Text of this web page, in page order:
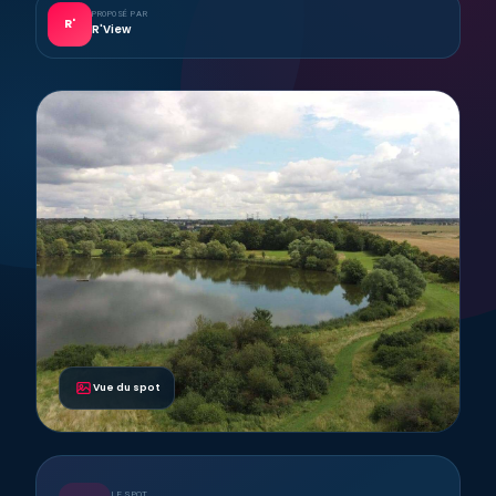
R'
PROPOSÉ PAR
R'View
Vue du spot